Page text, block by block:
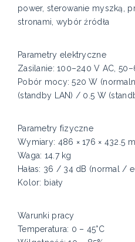
power, sterowanie myszką,
stronami, wybór źródła
Parametry elektryczne
Zasilanie: 100–240 V AC,
Pobór mocy: 520 W
(standby LAN) / 0.5 W
Parametry fizyczne
Wymiary: 486 × 176 × 432.5
Waga: 14.7 kg
Hałas: 36 / 34 dB (normal /
Kolor: biały
Warunki pracy
Temperatura: 0 – 45°C